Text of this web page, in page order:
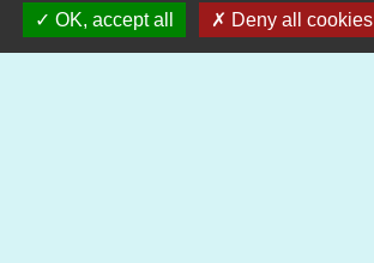
OK, accept all
Deny all cookies